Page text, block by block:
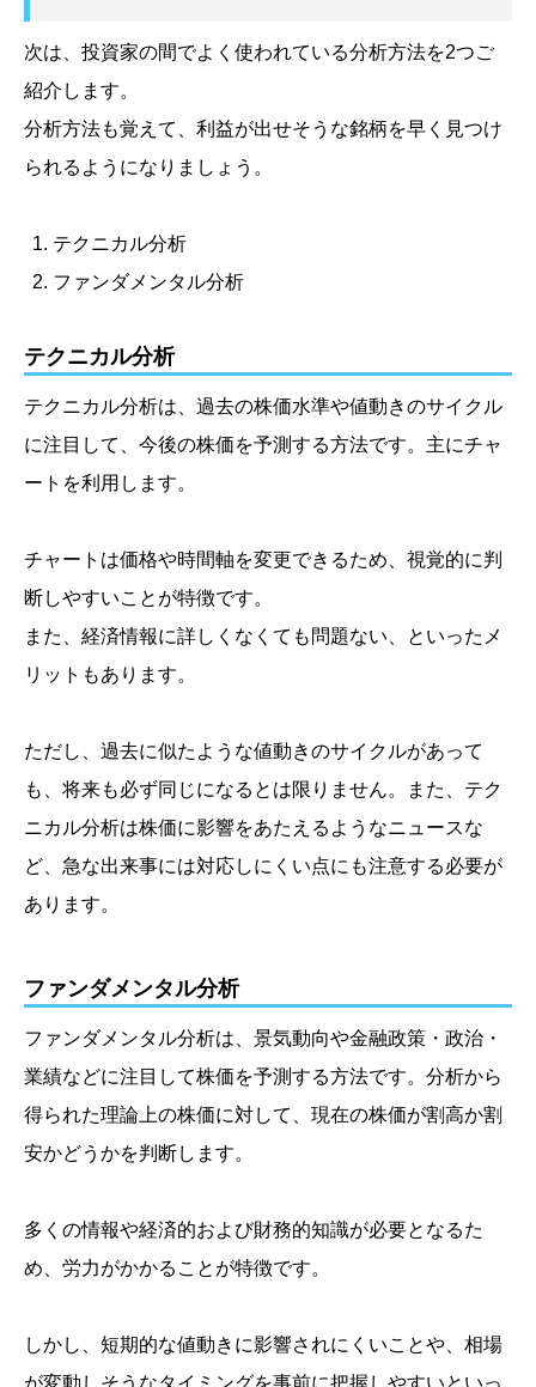
次は、投資家の間でよく使われている分析方法を2つご
紹介します。
分析方法も覚えて、利益が出せそうな銘柄を早く見つけ
られるようになりましょう。
テクニカル分析
ファンダメンタル分析
テクニカル分析
テクニカル分析は、過去の株価水準や値動きのサイクル
に注目して、今後の株価を予測する方法です。主にチャ
ートを利用します。
チャートは価格や時間軸を変更できるため、視覚的に判
断しやすいことが特徴です。
また、経済情報に詳しくなくても問題ない、といったメ
リットもあります。
ただし、過去に似たような値動きのサイクルがあって
も、将来も必ず同じになるとは限りません。また、テク
ニカル分析は株価に影響をあたえるようなニュースな
ど、急な出来事には対応しにくい点にも注意する必要が
あります。
ファンダメンタル分析
ファンダメンタル分析は、景気動向や金融政策・政治・
業績などに注目して株価を予測する方法です。分析から
得られた理論上の株価に対して、現在の株価が割高か割
安かどうかを判断します。
多くの情報や経済的および財務的知識が必要となるた
め、労力がかかることが特徴です。
しかし、短期的な値動きに影響されにくいことや、相場
が変動しそうなタイミングを事前に把握しやすいといっ